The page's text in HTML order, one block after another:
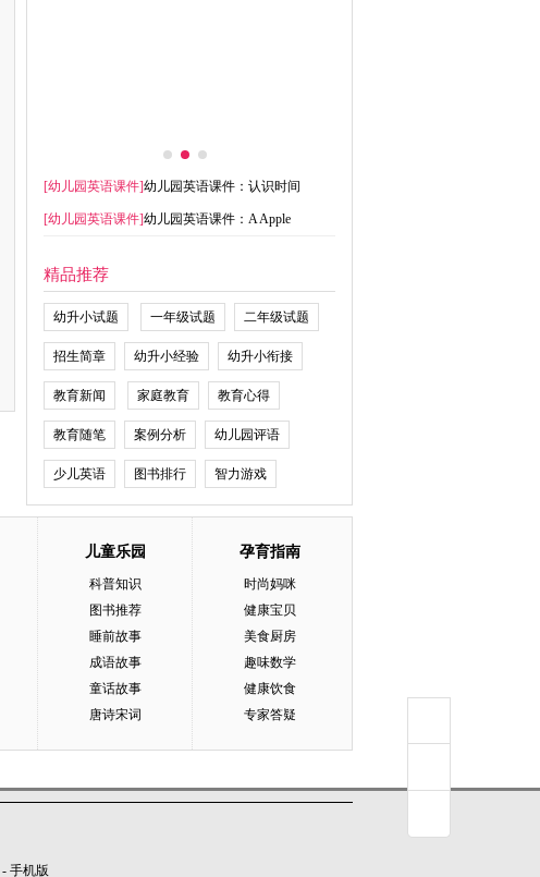
[幼儿园英语课件]幼儿园英语课件：认识时间
[幼儿园英语课件]幼儿园英语课件：A Apple
精品推荐
幼升小试题 一年级试题 二年级试题
招生简章 幼升小经验 幼升小衔接
教育新闻 家庭教育 教育心得
教育随笔 案例分析 幼儿园评语
少儿英语 图书排行 智力游戏
儿童乐园
科普知识
图书推荐
睡前故事
成语故事
童话故事
唐诗宋词
孕育指南
时尚妈咪
健康宝贝
美食厨房
趣味数学
健康饮食
专家答疑
- 手机版